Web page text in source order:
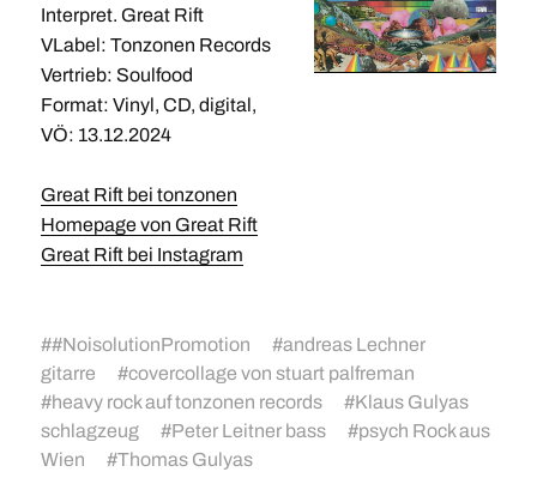
Interpret. Great Rift
VLabel: Tonzonen Records
Vertrieb: Soulfood
Format: Vinyl, CD, digital,
VÖ: 13.12.2024
Great Rift bei tonzonen
Homepage von Great Rift
Great Rift bei Instagram
##NoisolutionPromotion #andreas Lechner
gitarre
#covercollage von stuart palfreman
#heavy rock auf tonzonen records #Klaus Gulyas
schlagzeug
#Peter Leitner bass #psych Rock aus
Wien
#Thomas Gulyas